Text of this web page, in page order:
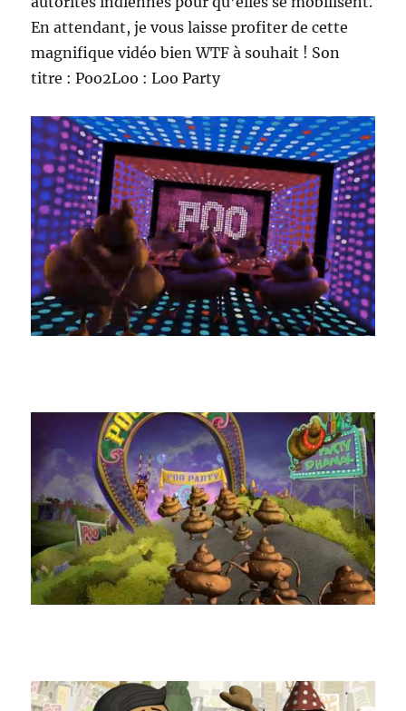
En attendant, je vous laisse profiter de cette
magnifique vidéo bien WTF à souhait ! Son
titre : Poo2Loo : Loo Party